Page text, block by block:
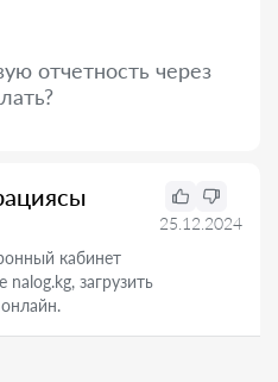
отчетность через
25.12.2024
кабинет
загрузить